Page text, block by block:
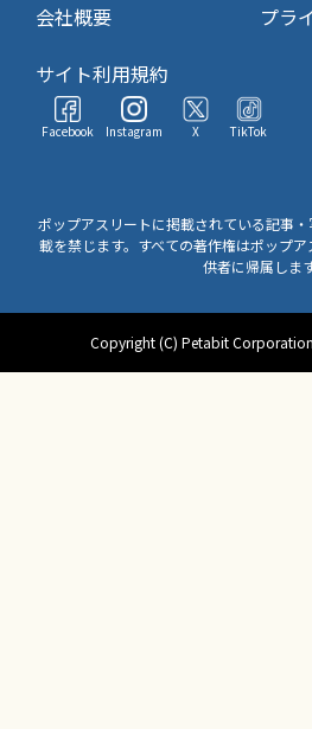
会社概要
プラ
サイト利用規約
Facebook Instagram X TikTok
ポップアスリートに掲載されている記事
載を禁じます。すべての著作権はポップ
供者に帰属します
Copyright (C) Petabit Corporation